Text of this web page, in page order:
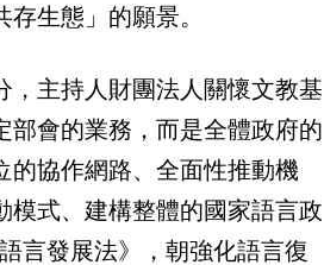
生態」的願景。
，主持人財團法人關懷文教基
部會的業務，而是全體政府的
的協作網路、全面性推動機
模式、建構整體的國家語言政
言發展法》，朝強化語言復